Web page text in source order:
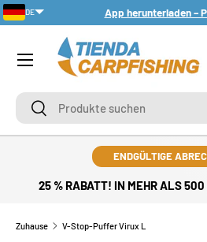
DIREKT ZUM INHALT
App herunterladen –
SuchenSuchen
ENDGÜLTIGE
25 % RABATT! IN MEHR ALS 500
Zuhause V-Stop-Puffer Virux L
DE